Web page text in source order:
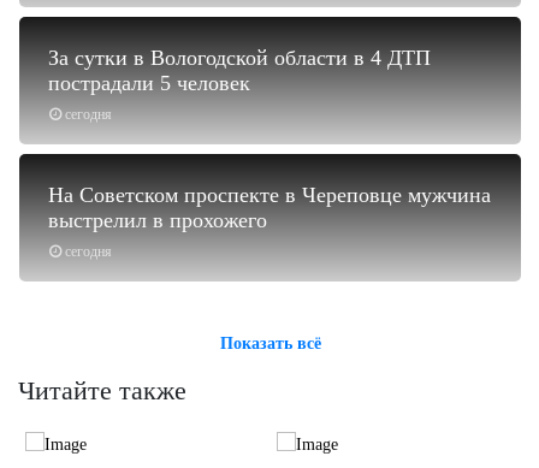
сегодня
За сутки в Вологодской области в 4 ДТП
пострадали 5 человек
сегодня
На Советском проспекте в Череповце мужчина
выстрелил в прохожего
Показать всё
Читайте также